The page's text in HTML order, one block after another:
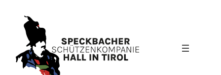
Inhalt
springen